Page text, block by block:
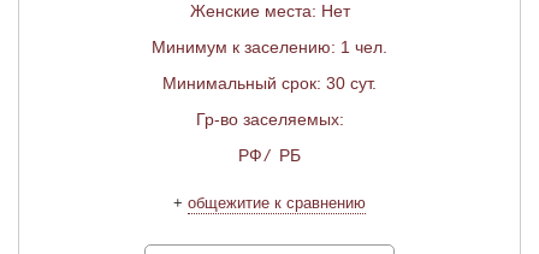
Женские места: Нет
Минимум к заселению: 1 чел.
Минимальный срок: 30 сут.
Гр-во заселяемых:
РФ/ РБ
+ общежитие к сравнению